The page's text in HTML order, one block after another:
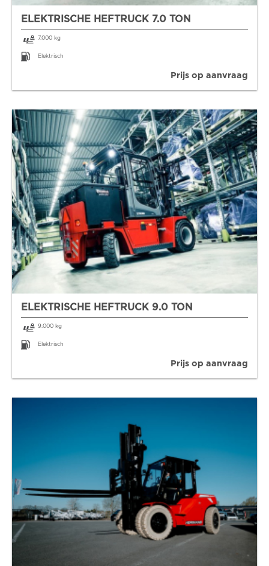
ELEKTRISCHE HEFTRUCK 7.0 TON
7.000 kg
Elektrisch
Prijs op aanvraag
ELEKTRISCHE HEFTRUCK 9.0 TON
9.000 kg
Elektrisch
Prijs op aanvraag